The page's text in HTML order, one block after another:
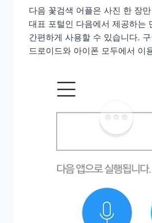
다음 꽃검색 어플은 사진 한 장
대표 포털인 다음에서 제공하는
간편하게 사용할 수 있습니다.
드로이드와 아이폰 모두에서 이